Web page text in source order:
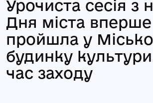
Урочиста сесія з
Дня міста вперше
пройшла у
будинку
час заходу